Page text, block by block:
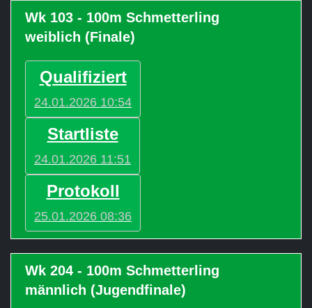
Wk 103 - 100m Schmetterling
weiblich (Finale)
Qualifiziert
24.01.2026 10:54
Startliste
24.01.2026 11:51
Protokoll
25.01.2026 08:36
Wk 204 - 100m Schmetterling
männlich (Jugendfinale)